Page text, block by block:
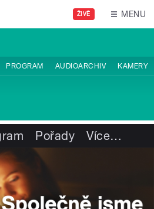
ŽIVĚ MENU
PROGRAM AUDIOARCHIV KAMERY
Pořady Více…